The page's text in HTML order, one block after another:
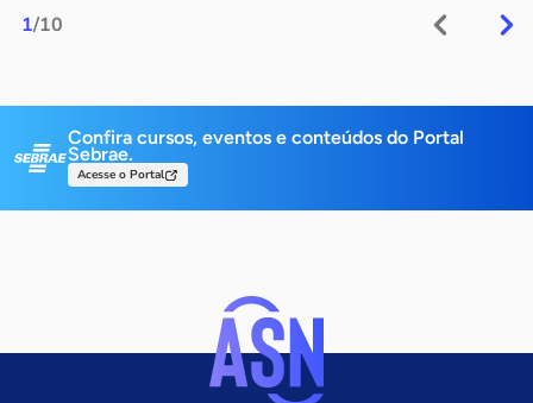
1/10
Confira cursos, eventos e conteúdos do Portal
Sebrae.
Acesse o Portal